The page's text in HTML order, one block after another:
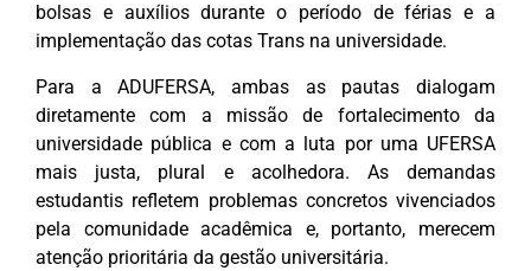
bolsas e auxílios durante o período de férias e a
implementação das cotas Trans na universidade.
Para a ADUFERSA, ambas as pautas dialogam
diretamente com a missão de fortalecimento da
universidade pública e com a luta por uma UFERSA
mais justa, plural e acolhedora. As demandas
estudantis refletem problemas concretos vivenciados
pela comunidade acadêmica e, portanto, merecem
atenção prioritária da gestão universitária.